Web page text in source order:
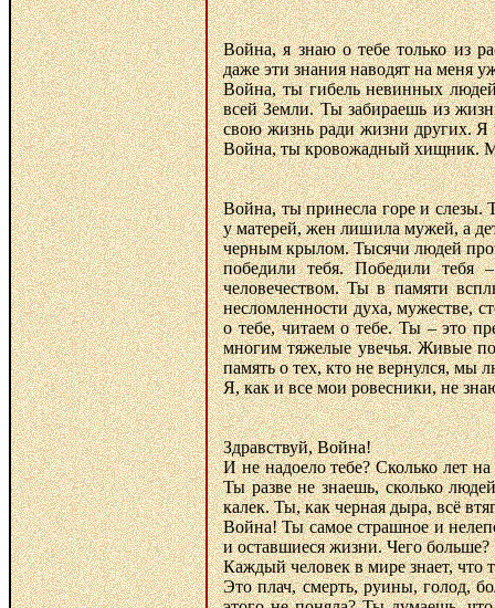
Война, я знаю о тебе только из
даже эти знания наводят на меня
Война, ты гибель невинных
всей Земли. Ты забираешь из
свою жизнь ради жизни других. Я
Война, ты кровожадный хищник.
Война, ты принесла горе и слезы.
у матерей, жен лишила мужей, а
черным крылом. Тысячи людей
победили тебя. Победили тебя
человечеством. Ты в памяти
несломленности духа, мужестве,
о тебе, читаем о тебе. Ты – это
многим тяжелые увечья. Живые
память о тех, кто не вернулся, мы
Я, как и все мои ровесники, не
Здравствуй, Война!
И не надоело тебе? Сколько лет
Ты разве не знаешь, сколько
калек. Ты, как черная дыра, всё
Война! Ты самое страшное и
и оставшиеся жизни. Чего больше?
Каждый человек в мире знает, что
Это плач, смерть, руины, голод,